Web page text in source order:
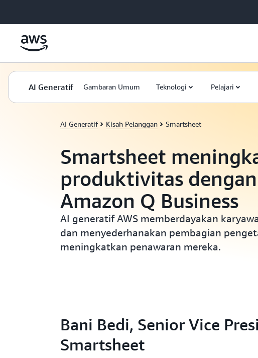
AI Generatif Gambaran Umum Teknologi Pelajari
AI Generatif Kisah Pelanggan Smartsheet
Smartsheet
produktivitas dengan
Amazon Q Business
AI generatif AWS memberdayakan
dan menyederhanakan pembagian
meningkatkan penawaran mereka.
Bani Bedi, Senior Vice
Smartsheet